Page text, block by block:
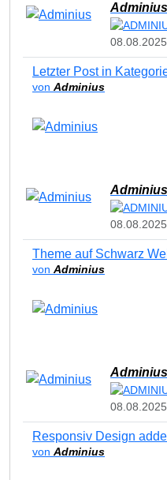
Adminius
Letzter Post in
von Adminius
Adminius
Theme auf Schwarz
von Adminius
Adminius
Responsiv Design
von Adminius